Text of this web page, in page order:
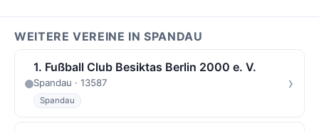
WEITERE VEREINE IN SPANDAU
1. Fußball Club Besiktas Berlin 2000 e. V.
Spandau · 13587
Spandau
›